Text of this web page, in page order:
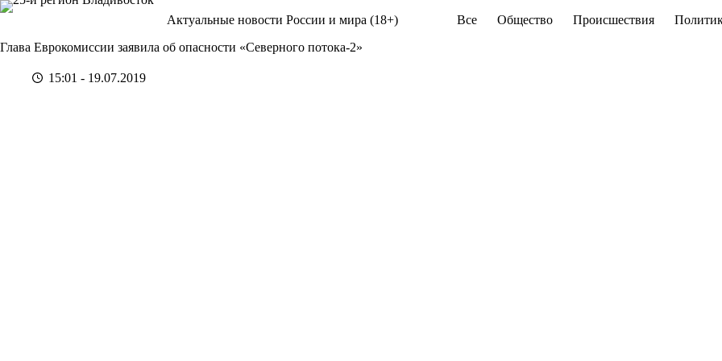
Перейти
Актуальные новости России и мира (18+) Все Общество Происшествия
Глава Еврокомиссии заявила об опасности «Северного потока-2»
15:01 - 19.07.2019